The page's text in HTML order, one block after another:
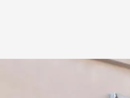
Muchos vecinos protestan por el ruido y la
Redacción digital Noticias Cuatro